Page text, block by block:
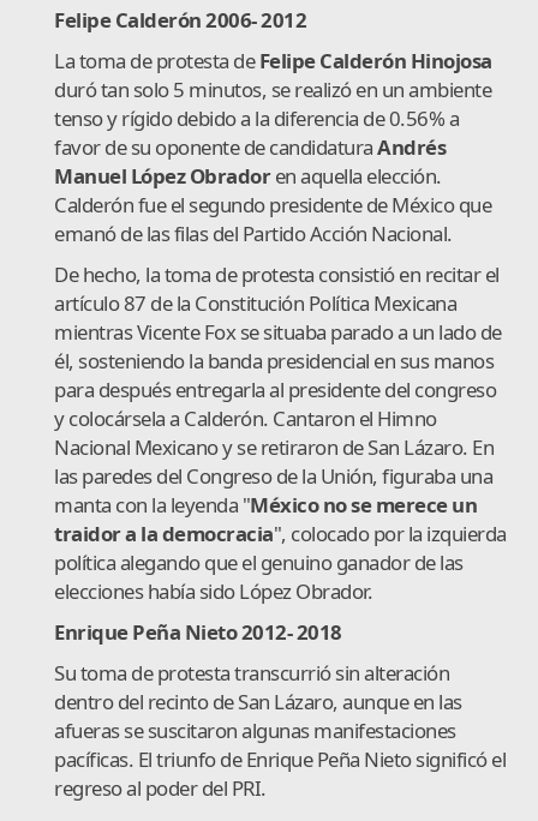
Felipe Calderón 2006- 2012
La toma de protesta deFelipe Calderón Hinojosa
duró tan solo 5 minutos, se realizó en un ambiente
tenso y rígido debido a la diferencia de 0.56% a
favor de su oponente de candidaturaAndrés
Manuel López Obradoren aquella elección.
Calderón fue el segundo presidente de México que
emanó de las filas del Partido Acción Nacional.
De hecho, la toma de protesta consistió en recitar el
artículo 87 de la Constitución Política Mexicana
mientras Vicente Fox se situaba parado a un lado de
él, sosteniendo la banda presidencial en sus manos
para después entregarla al presidente del congreso
y colocársela a Calderón. Cantaron el Himno
Nacional Mexicano y se retiraron de San Lázaro. En
las paredes del Congreso de la Unión, figuraba una
manta con la leyenda "México no se merece un
traidor a la democracia", colocado por la izquierda
política alegando que el genuino ganador de las
elecciones había sido López Obrador.
Enrique Peña Nieto 2012- 2018
Su toma de protesta transcurrió sin alteración
dentro del recinto de San Lázaro, aunque en las
afueras se suscitaron algunas manifestaciones
pacíficas. El triunfo de Enrique Peña Nieto significó el
regreso al poder del PRI.